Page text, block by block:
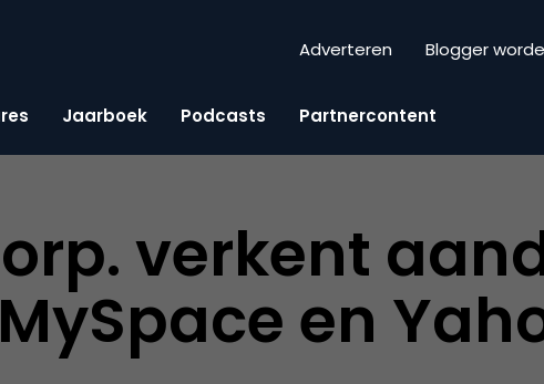
Adverteren Blogger
Jaarboek Podcasts Partnercontent
verkent
en